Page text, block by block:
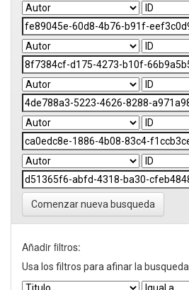
Comenzar nueva busqueda
Añadir filtros:
Usa los filtros para afinar la busqueda.